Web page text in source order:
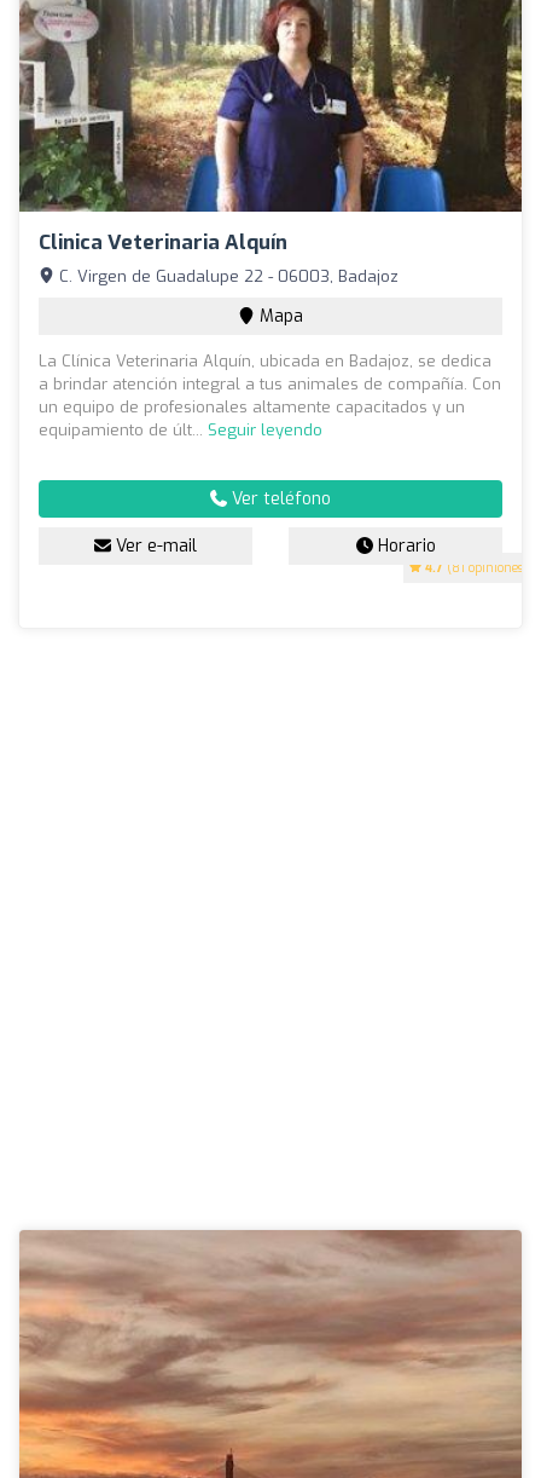
Clinica Veterinaria Alquín
4.7 (81 opiniones)
C. Virgen de Guadalupe 22 - 06003, Badajoz
Mapa
La Clínica Veterinaria Alquín, ubicada en Badajoz, se dedica
a brindar atención integral a tus animales de compañía. Con
un equipo de profesionales altamente capacitados y un
equipamiento de últ... Seguir leyendo
Ver teléfono
Ver e-mail Horario